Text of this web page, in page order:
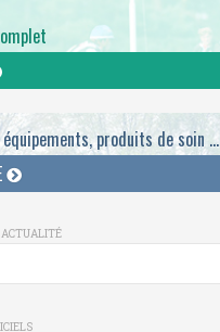
produits de soin ...
ACTUALITÉ